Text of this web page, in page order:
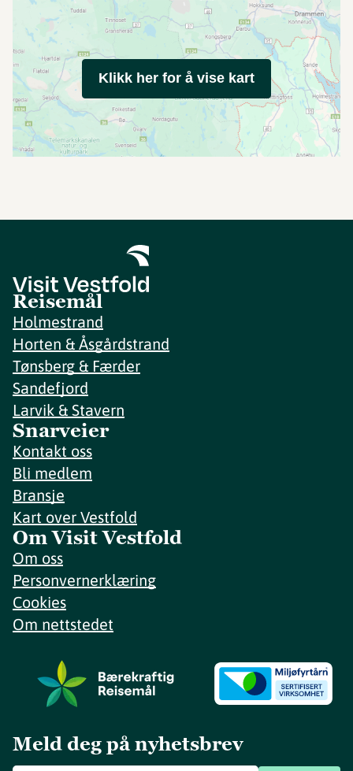
Klikk her for å vise kart
Reisemål
Holmestrand
Horten & Åsgårdstrand
Tønsberg & Færder
Sandefjord
Larvik & Stavern
Snarveier
Kontakt oss
Bli medlem
Bransje
Kart over Vestfold
Om Visit Vestfold
Om oss
Personvernerklæring
Cookies
Om nettstedet
Meld deg på nyhetsbrev